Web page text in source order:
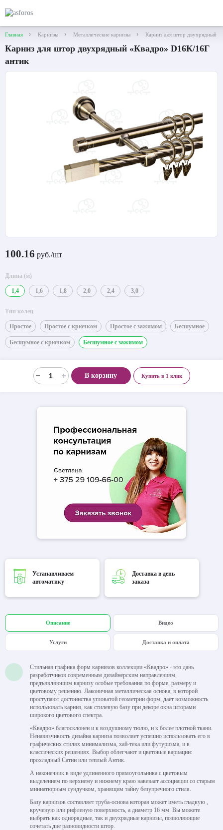
Главная Карнизы Металлические карнизы Карниз для штор двухрядный
Карниз для штор двухрядный «Квадро» D16К/16Г
антик
100.16 руб./шт
Длина (м)
1,4 1,6 1,8 2,0 2,4 3,0
Тип колец
Простое Простое с крючком Простое с зажимом Бесшумное
Бесшумное с крючком Бесшумное с зажимом
В корзину Купить в 1 клик
Устанавливаем
автоматику
Доставка в день
заказа
Описание Видео
Услуги Доставка и оплата
Стильная графика форм карнизов коллекции «Квадро» - это дань
разработчиков современным дизайнерским направлениям,
предъявляющим карнизу особые требования по форме, размеру и
цветовому решению. Лаконичная металлическая основа, в которой
проступают достоинства угловатой геометрии форм, дает возможность
использовать карниз, как стилевую базу при декоре окна шторами
широкого цветового спектра.
«Квадро» благосклонен и к воздушному тюлю, и к более плотной ткани.
Ненавязчивость дизайна карниза позволяет успешно использовать его в
графических стилях минимализма, хай-тека или футуризма, и в
классических решениях. Выбор облегчают и цветовые вариации:
прохладный Сатин или теплый Антик.
А наконечник в виде удлиненного прямоугольника с цветовым
выделением по верхнему и нижнему краю навевает ассоциации со старым
миниатюрным сундучком, хранящим тайну безупречного стиля.
Базу карнизов составляет труба-основа которая может иметь гладкую ,
крученую или рифленую поверхность, а диаметр 16 мм. Вы можете
выбрать как однорядные, так и двухрядные карнизы, позволяющие
сочетать две разновидности штор.